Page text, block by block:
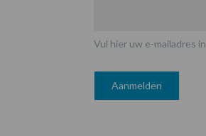
Vul hier uw e-mailadres in